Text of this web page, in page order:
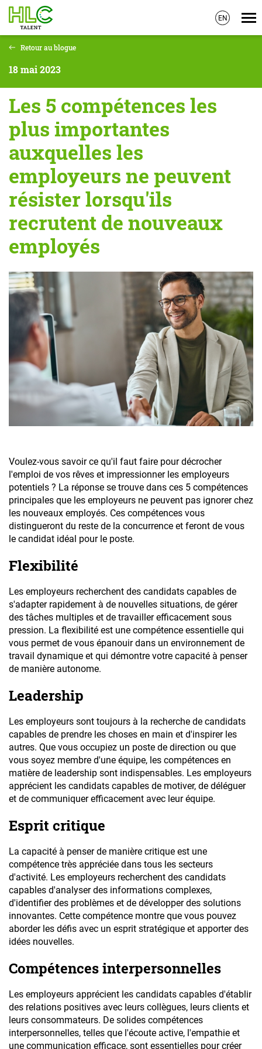
main
EN
Retour au blogue
18 mai 2023
Les 5 compétences les
plus importantes
auxquelles les
employeurs ne peuvent
résister lorsqu'ils
recrutent de nouveaux
employés
Voulez-vous savoir ce qu'il faut faire pour décrocher
l'emploi de vos rêves et impressionner les employeurs
potentiels ? La réponse se trouve dans ces 5 compétences
principales que les employeurs ne peuvent pas ignorer chez
les nouveaux employés. Ces compétences vous
distingueront du reste de la concurrence et feront de vous
le candidat idéal pour le poste.
Flexibilité
Les employeurs recherchent des candidats capables de
s'adapter rapidement à de nouvelles situations, de gérer
des tâches multiples et de travailler efficacement sous
pression. La flexibilité est une compétence essentielle qui
vous permet de vous épanouir dans un environnement de
travail dynamique et qui démontre votre capacité à penser
de manière autonome.
Leadership
Les employeurs sont toujours à la recherche de candidats
capables de prendre les choses en main et d'inspirer les
autres. Que vous occupiez un poste de direction ou que
vous soyez membre d'une équipe, les compétences en
matière de leadership sont indispensables. Les employeurs
apprécient les candidats capables de motiver, de déléguer
et de communiquer efficacement avec leur équipe.
Esprit critique
La capacité à penser de manière critique est une
compétence très appréciée dans tous les secteurs
d'activité. Les employeurs recherchent des candidats
capables d'analyser des informations complexes,
d'identifier des problèmes et de développer des solutions
innovantes. Cette compétence montre que vous pouvez
aborder les défis avec un esprit stratégique et apporter des
idées nouvelles.
Compétences interpersonnelles
Les employeurs apprécient les candidats capables d'établir
des relations positives avec leurs collègues, leurs clients et
leurs consommateurs. De solides compétences
interpersonnelles, telles que l'écoute active, l'empathie et
une communication efficace, sont essentielles pour créer